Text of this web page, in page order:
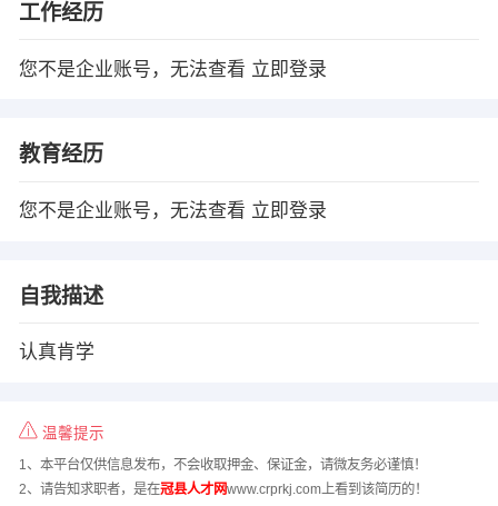
工作经历
您不是企业账号，无法查看 立即登录
教育经历
您不是企业账号，无法查看 立即登录
自我描述
认真肯学
温馨提示
1、本平台仅供信息发布，不会收取押金、保证金，请微友务必谨慎！
2、请告知求职者，是在冠县人才网www.crprkj.com上看到该简历的！